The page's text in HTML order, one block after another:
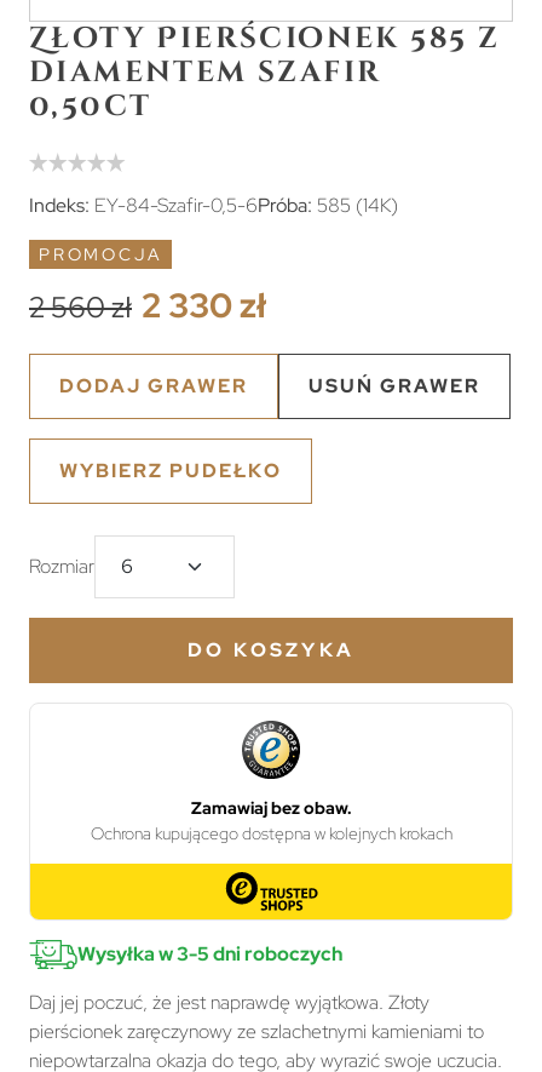
Złoty Pierścionek 585 z
diamentem szafir
0,50ct
Indeks: EY-84-Szafir-0,5-6Próba: 585 (14K)
PROMOCJA
2 560 zł 2 330 zł
DODAJ GRAWER USUŃ GRAWER
WYBIERZ PUDEŁKO
Rozmiar
DO KOSZYKA
Wysyłka w 3-5 dni roboczych
Daj jej poczuć, że jest naprawdę wyjątkowa. Złoty
pierścionek zaręczynowy ze szlachetnymi kamieniami to
niepowtarzalna okazja do tego, aby wyrazić swoje uczucia.